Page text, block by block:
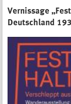
Vernissage
Deutschland